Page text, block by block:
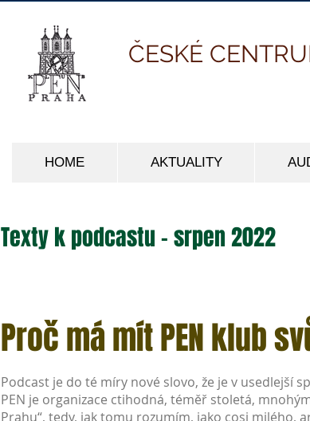
ČESKÉ
HOME AKTUALITY
Texty k podcastu - srpen 2022
Proč má mít PEN klub
Podcast je do té míry nové slovo, že je v usedlejší
PEN je organizace ctihodná, téměř stoletá,
Prahu“, tedy, jak tomu rozumím, jako cosi milého,